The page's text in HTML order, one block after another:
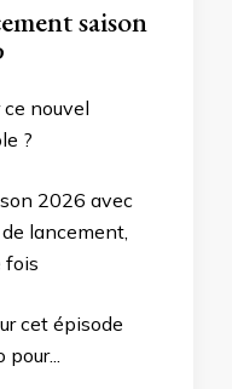
saison
nouvel
?
2026 avec
lancement,
fois
cet épisode